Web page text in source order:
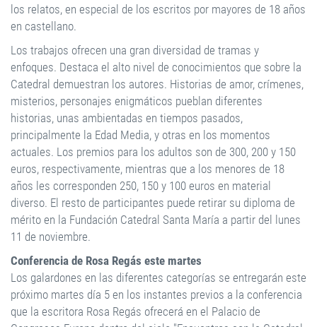
los relatos, en especial de los escritos por mayores de 18 años
en castellano.
Los trabajos ofrecen una gran diversidad de tramas y
enfoques. Destaca el alto nivel de conocimientos que sobre la
Catedral demuestran los autores. Historias de amor, crímenes,
misterios, personajes enigmáticos pueblan diferentes
historias, unas ambientadas en tiempos pasados,
principalmente la Edad Media, y otras en los momentos
actuales. Los premios para los adultos son de 300, 200 y 150
euros, respectivamente, mientras que a los menores de 18
años les corresponden 250, 150 y 100 euros en material
diverso. El resto de participantes puede retirar su diploma de
mérito en la Fundación Catedral Santa María a partir del lunes
11 de noviembre.
Conferencia de Rosa Regás este martes
Los galardones en las diferentes categorías se entregarán este
próximo martes día 5 en los instantes previos a la conferencia
que la escritora Rosa Regás ofrecerá en el Palacio de